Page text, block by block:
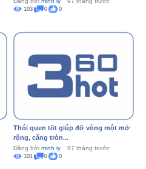
103 0 0
Thói quen tốt giúp đỡ vòng một mở
rộng, căng tròn...
Đăng bởi minh ly 97 tháng trước
101 0 0